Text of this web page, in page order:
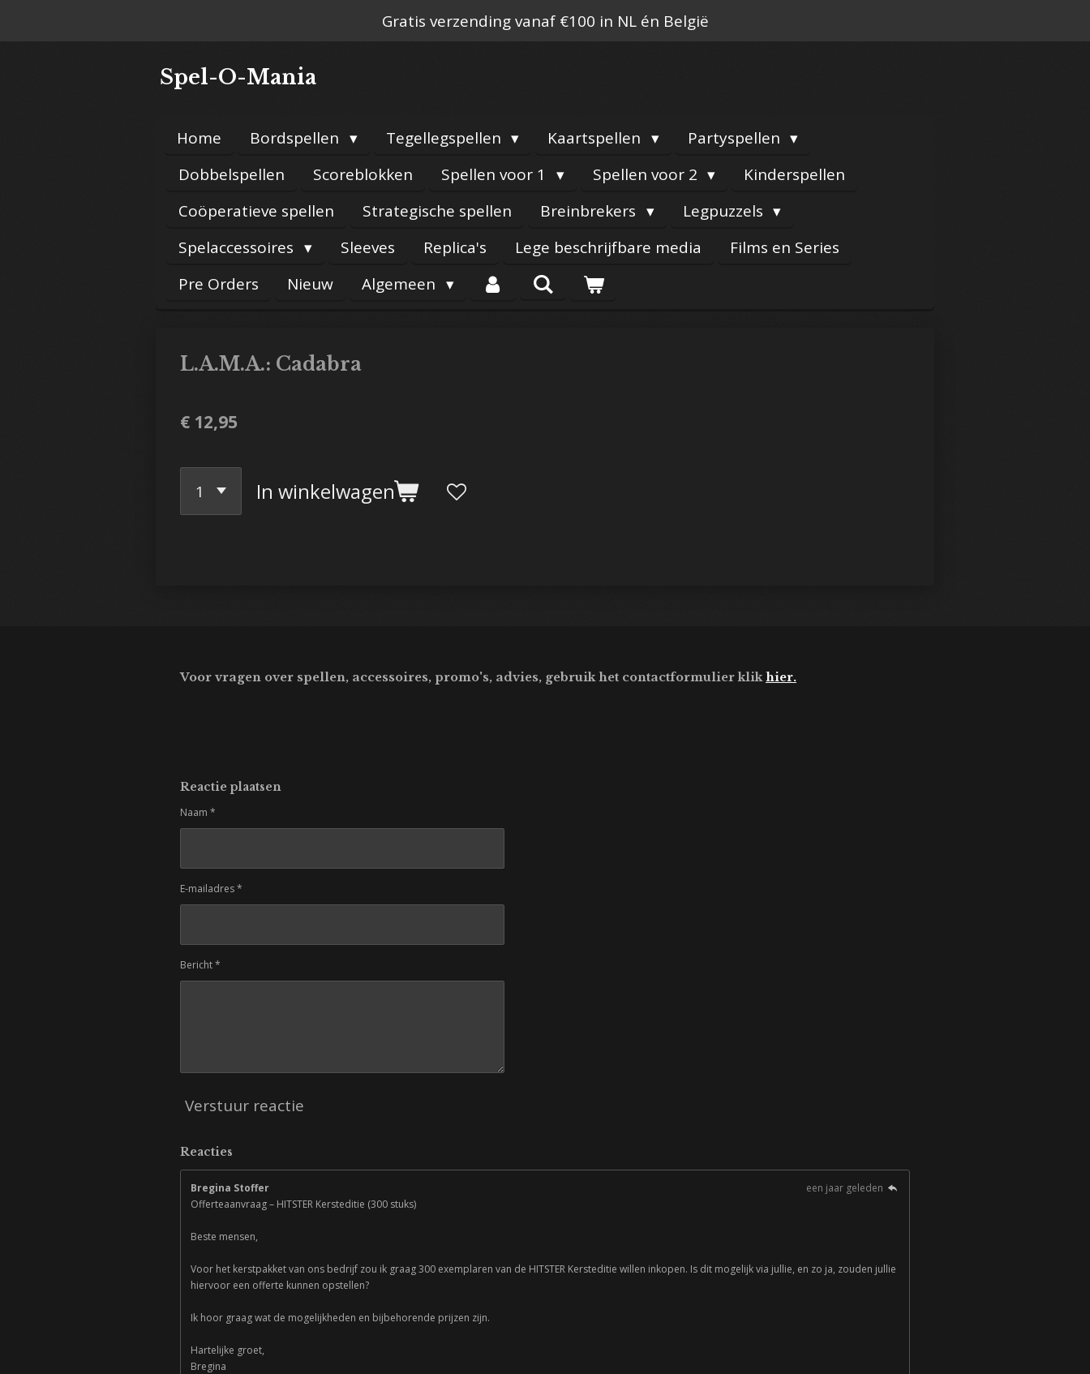
Gratis verzending vanaf €100 in NL én België
Spel-O-Mania
Home Bordspellen Tegellegspellen Kaartspellen
Partyspellen
Dobbelspellen
Scoreblokken Spellen voor 1 Spellen voor 2
Kinderspellen
Coöperatieve spellen
Strategische spellen Breinbrekers
Legpuzzels
Spelaccessoires
Sleeves Replica's Lege beschrijfbare media
Films en Series
Pre Orders
Nieuw Algemeen
L.A.M.A.: Cadabra
€ 12,95
In winkelwagen
Voor vragen over spellen, accessoires, promo's, advies, gebruik het contactformulier klikhier.
Reactie plaatsen
Naam *
E-mailadres *
Bericht *
Verstuur reactie
Reacties
Bregina Stoffer
een jaar geleden
Offerteaanvraag – HITSTER Kersteditie (300 stuks)
Beste mensen,
Voor het kerstpakket van ons bedrijf zou ik graag 300 exemplaren van de HITSTER Kersteditie willen inkopen. Is dit mogelijk via jullie, en zo ja, zouden jullie
hiervoor een offerte kunnen opstellen?
Ik hoor graag wat de mogelijkheden en bijbehorende prijzen zijn.
Hartelijke groet,
Bregina